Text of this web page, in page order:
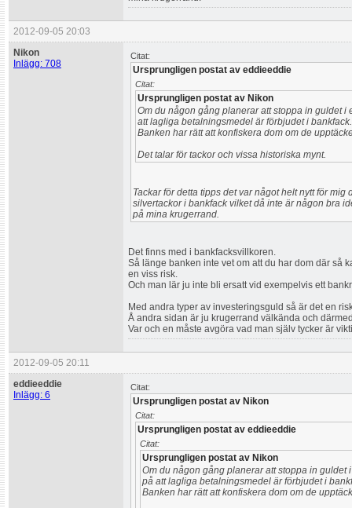
2012-09-05 20:03
Nikon
Inlägg: 708
Citat:
Ursprungligen postat av eddieeddie
Citat:
Ursprungligen postat av Nikon
Om du någon gång planerar att stoppa in guldet i
att lagliga betalningsmedel är förbjudet i bankfack.
Banken har rätt att konfiskera dom om de
Det talar för tackor och vissa historiska mynt.
Tackar för detta tipps det var något helt nytt för
silvertackor i bankfack vilket då inte är någon bra
på mina krugerrand.
Det finns med i bankfacksvillkoren.
Så länge banken inte vet om att du har dom där så
en viss risk.
Och man lär ju inte bli ersatt vid exempelvis ett
Med andra typer av investeringsguld så är det en
Å andra sidan är ju krugerrand välkända och
Var och en måste avgöra vad man själv tycker är
2012-09-05 20:11
eddieeddie
Inlägg: 6
Citat:
Ursprungligen postat av Nikon
Citat:
Ursprungligen postat av eddieeddie
Citat:
Ursprungligen postat av Nikon
Om du någon gång planerar att stoppa in guldet
på att lagliga betalningsmedel är förbjudet i
Banken har rätt att konfiskera dom om de